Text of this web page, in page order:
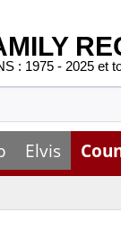
: 1975 - 2025 et
Elvis